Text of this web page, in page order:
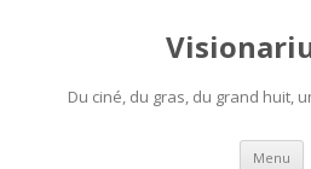
Du ciné, du gras, du grand huit,
Menu